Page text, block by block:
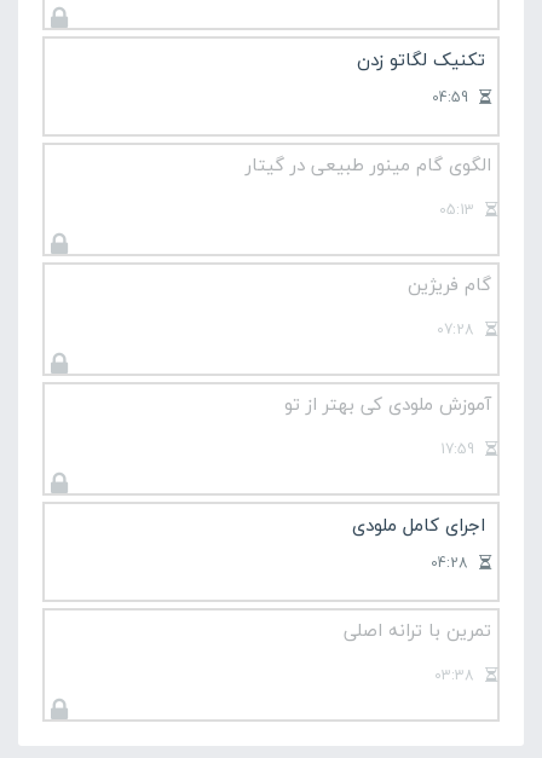
تکنیک لگاتو زدن
الگوی گام مینور طبیعی در گیتار
گام فریژین
آموزش ملودی کی بهتر از تو
اجرای کامل ملودی
تمرین با ترانه اصلی